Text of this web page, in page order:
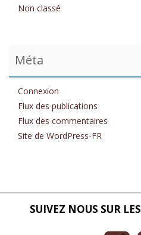
Non classé
Méta
Connexion
Flux des publications
Flux des commentaires
Site de WordPress-FR
SUIVEZ NOUS SUR